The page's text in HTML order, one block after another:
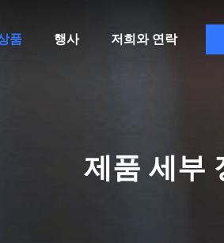
품 행사 저희와 연락
제품 세부